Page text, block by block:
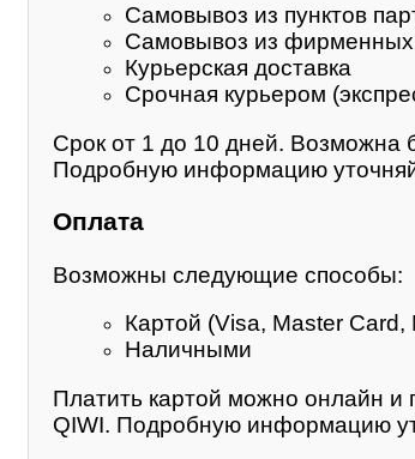
Самовывоз из пунктов
Самовывоз из фирменных
Курьерская доставка
Срочная курьером
Срок от 1 до 10 дней. Возможна
Подробную информацию
Оплата
Возможны следующие способы:
Картой (Visa, Master
Наличными
Платить картой можно онлайн и
QIWI. Подробную информацию